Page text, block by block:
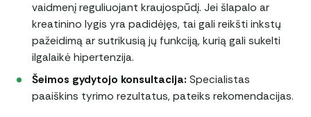
vaidmenį reguliuojant kraujospūdį. Jei šlapalo ar
kreatinino lygis yra padidėjęs, tai gali reikšti inkstų
pažeidimą ar sutrikusią jų funkciją, kurią gali sukelti
ilgalaikė hipertenzija.
Šeimos gydytojo konsultacija: Specialistas
paaiškins tyrimo rezultatus, pateiks rekomendacijas.